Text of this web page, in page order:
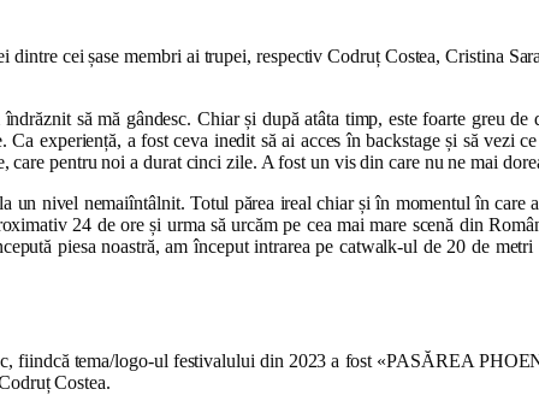
dintre cei șase membri ai trupei, respectiv Codruț Costea, Cristina
să mă gândesc. Chiar și după atâta timp, este foarte greu
experiență, a fost ceva inedit să ai acces în backstage și să
pentru noi a durat cinci zile. A fost un vis din care nu ne mai
nivel nemaiîntâlnit. Totul părea ireal chiar și în momentul în
24 de ore și urma să urcăm pe cea mai mare scenă din
piesa noastră, am început intrarea pe catwalk-ul de 20 de
fiindcă tema/logo-ul festivalului din 2023 a fost «PASĂREA
Costea.